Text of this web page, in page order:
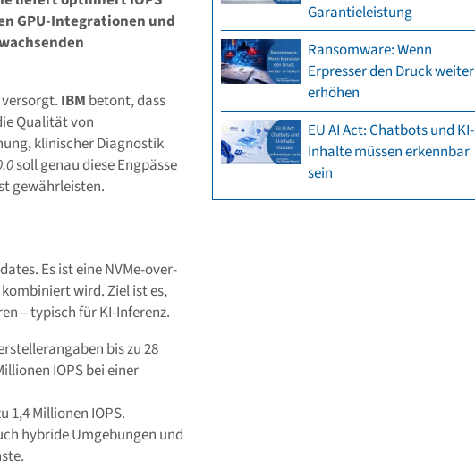
GPU-Integrationen und
IBM betont, dass
Qualität von
klinischer Diagnostik
soll genau diese Engpässe
gewährleisten.
Es ist eine NVMe-over-
kombiniert wird. Ziel ist es,
– typisch für KI-Inferenz.
bis zu 28
IOPS bei einer
1,4 Millionen IOPS.
hybride Umgebungen und
Garantieleistung
Ransomware: Wenn
Erpresser den Druck weiter
erhöhen
EU AI Act: Chatbots und KI-
Inhalte müssen erkennbar
sein